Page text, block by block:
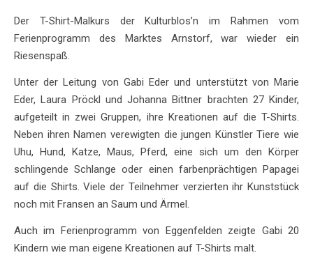
Der T-Shirt-Malkurs der Kulturblos’n im Rahmen vom
Ferienprogramm des Marktes Arnstorf, war wieder ein
Riesenspaß.
Unter der Leitung von Gabi Eder und unterstützt von Marie
Eder, Laura Pröckl und Johanna Bittner brachten 27 Kinder,
aufgeteilt in zwei Gruppen, ihre Kreationen auf die T-Shirts.
Neben ihren Namen verewigten die jungen Künstler Tiere wie
Uhu, Hund, Katze, Maus, Pferd, eine sich um den Körper
schlingende Schlange oder einen farbenprächtigen Papagei
auf die Shirts. Viele der Teilnehmer verzierten ihr Kunststück
noch mit Fransen an Saum und Ärmel.
Auch im Ferienprogramm von Eggenfelden zeigte Gabi 20
Kindern wie man eigene Kreationen auf T-Shirts malt.